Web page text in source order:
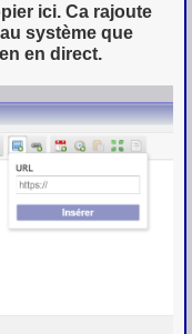
ici. Ca rajoute
système que
en direct.